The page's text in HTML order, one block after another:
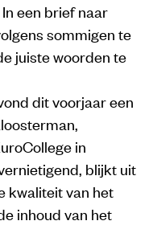
een brief naar
sommigen te
juiste woorden te
dit voorjaar een
in
blijkt uit
kwaliteit van het
inhoud van het